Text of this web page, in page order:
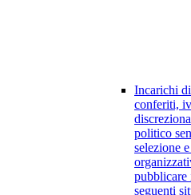
Incarichi
conferiti,
politico
selezione
pubblicare
seguenti